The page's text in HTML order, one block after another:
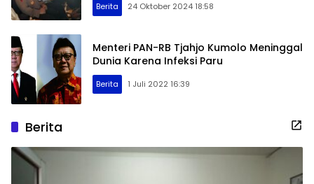
Berita 24 Oktober 2024 18:58
Menteri PAN-RB Tjahjo Kumolo Meninggal
Dunia Karena Infeksi Paru
Berita 1 Juli 2022 16:39
Berita